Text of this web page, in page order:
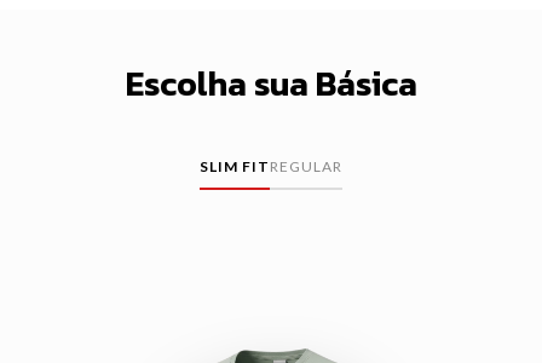
Escolha sua Básica
SLIM FIT REGULAR